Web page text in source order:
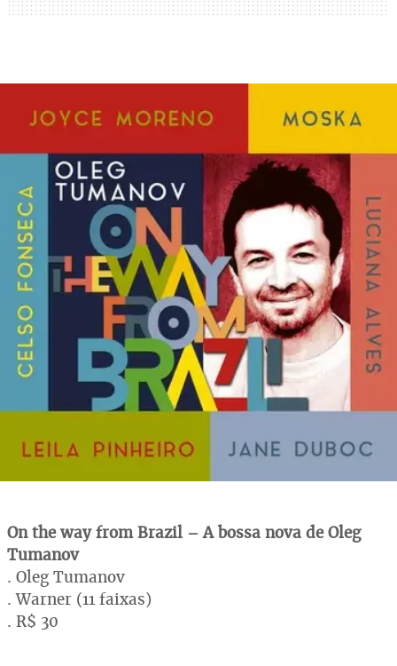
On the way from Brazil – A bossa nova de Oleg
Tumanov
. Oleg Tumanov
. Warner (11 faixas)
. R$ 30